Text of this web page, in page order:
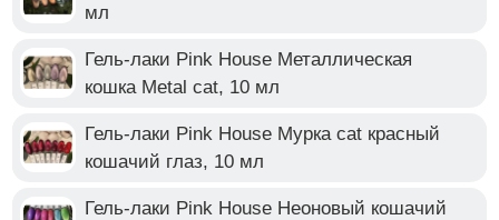
мл
Гель-лаки Pink House Металлическая
кошка Metal cat, 10 мл
Гель-лаки Pink House Мурка cat красный
кошачий глаз, 10 мл
Гель-лаки Pink House Неоновый кошачий